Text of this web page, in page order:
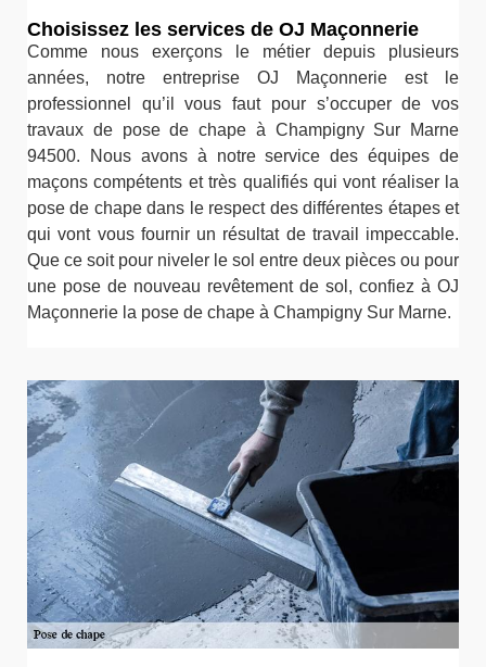
Choisissez les services de OJ Maçonnerie
Comme nous exerçons le métier depuis plusieurs
années, notre entreprise OJ Maçonnerie est le
professionnel qu’il vous faut pour s’occuper de vos
travaux de pose de chape à Champigny Sur Marne
94500. Nous avons à notre service des équipes de
maçons compétents et très qualifiés qui vont réaliser la
pose de chape dans le respect des différentes étapes et
qui vont vous fournir un résultat de travail impeccable.
Que ce soit pour niveler le sol entre deux pièces ou pour
une pose de nouveau revêtement de sol, confiez à OJ
Maçonnerie la pose de chape à Champigny Sur Marne.